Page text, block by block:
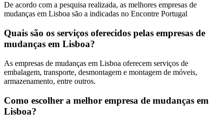
De acordo com a pesquisa realizada, as melhores empresas de
mudanças em Lisboa são a indicadas no Encontre Portugal
Quais são os serviços oferecidos pelas empresas de
mudanças em Lisboa?
As empresas de mudanças em Lisboa oferecem serviços de
embalagem, transporte, desmontagem e montagem de móveis,
armazenamento, entre outros.
Como escolher a melhor empresa de mudanças em
Lisboa?